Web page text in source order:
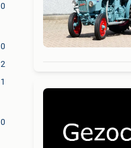
0
0
2
1
0